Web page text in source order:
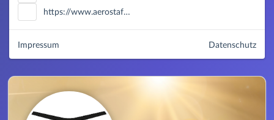
https://www.aerostaf…
Datenschutz
Impressum